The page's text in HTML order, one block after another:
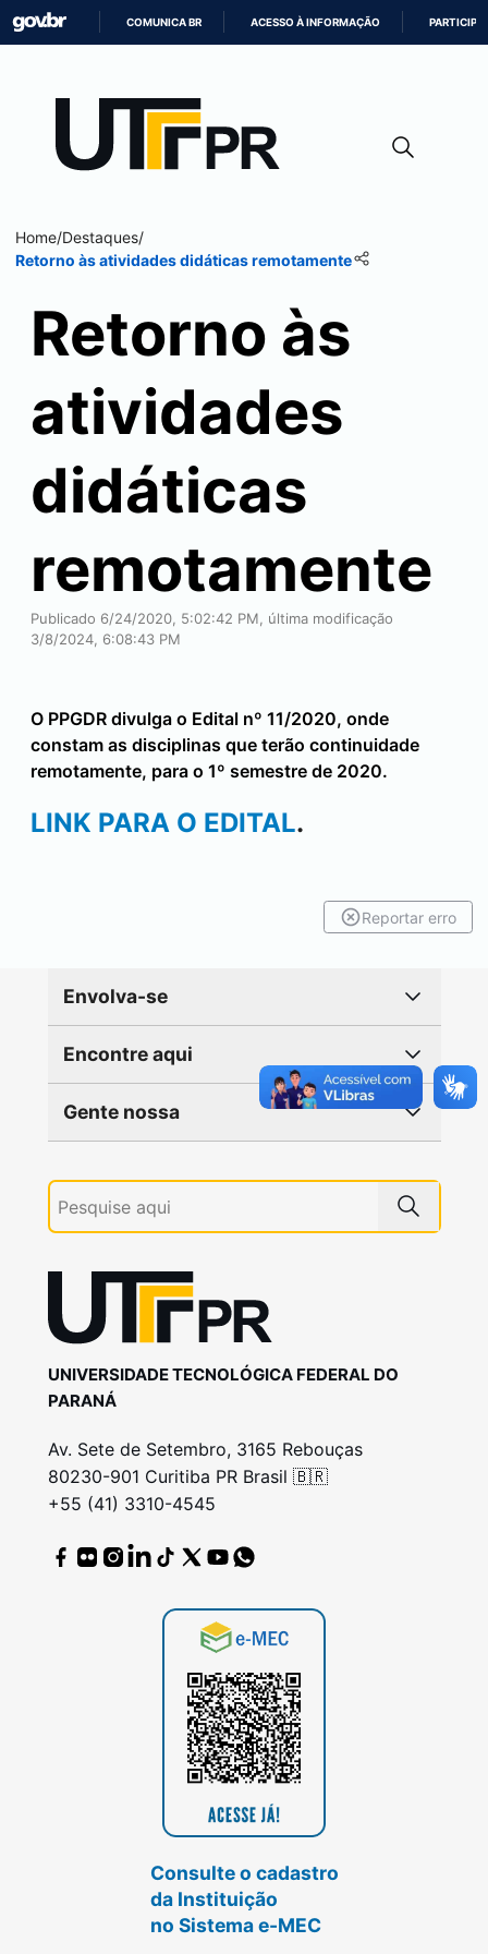
CONTEÚDO
COMUNICA BR ACESSO À INFORMAÇÃO PARTICIPE
Home/Destaques/
Retorno às atividades didáticas remotamente
Retorno às
atividades
didáticas
remotamente
Publicado 6/24/2020, 5:02:42 PM, última modificação
3/8/2024, 6:08:43 PM
O PPGDR divulga o Edital nº 11/2020, onde
constam as disciplinas que terão continuidade
remotamente, para o 1º semestre de 2020.
LINK PARA O EDITAL.
Reportar erro
Envolva-se
Encontre aqui
Gente nossa
UNIVERSIDADE TECNOLÓGICA FEDERAL DO
PARANÁ
Av. Sete de Setembro, 3165 Rebouças
80230-901 Curitiba PR Brasil 🇧🇷
+55 (41) 3310-4545
Consulte o cadastro
da Instituição
no Sistema e-MEC